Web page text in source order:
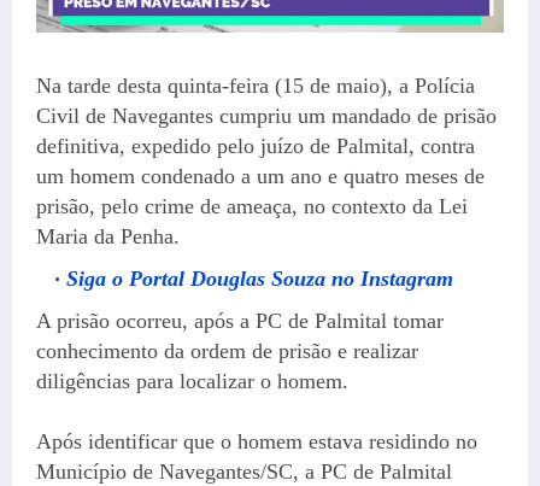
Na tarde desta quinta-feira (15 de maio), a Polícia
Civil de Navegantes cumpriu um mandado de prisão
definitiva, expedido pelo juízo de Palmital, contra
um homem condenado a um ano e quatro meses de
prisão, pelo crime de ameaça, no contexto da Lei
Maria da Penha.
Siga o Portal Douglas Souza no Instagram
A prisão ocorreu, após a PC de Palmital tomar
conhecimento da ordem de prisão e realizar
diligências para localizar o homem.
Após identificar que o homem estava residindo no
Município de Navegantes/SC, a PC de Palmital